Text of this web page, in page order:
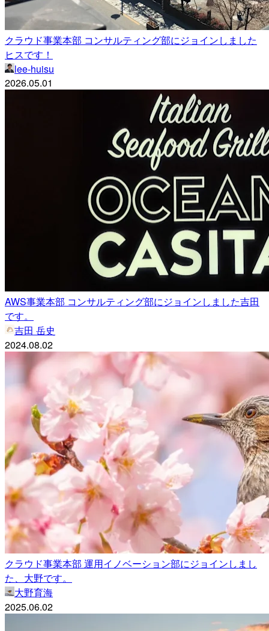
クラウド事業本部 コンサルティング部にジョインしました
ヒスです！
lee-huisu
2026.05.01
AWS事業本部 コンサルティング部にジョインしました吉田
です。
吉田 岳史
2024.08.02
クラウド事業本部 運用イノベーション部にジョインしまし
た、大野です。
大野育海
2025.06.02